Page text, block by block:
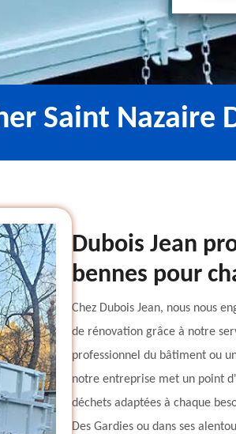
Saint Nazaire
Dubois Jean
bennes pour
Chez Dubois Jean, nous nous
de rénovation grâce à notre
professionnel du bâtiment ou
notre entreprise met un point
déchets adaptées à chaque
Des Gardies ou dans ses